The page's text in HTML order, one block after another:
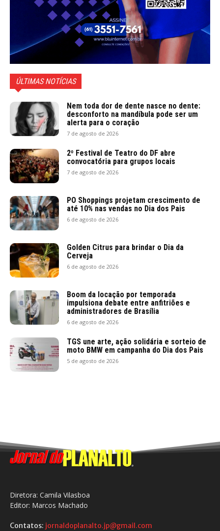
ÚLTIMAS NOTÍCIAS
Nem toda dor de dente nasce no dente:
desconforto na mandíbula pode ser um
alerta para o coração
7 de agosto de 2026
2º Festival de Teatro do DF abre
convocatória para grupos locais
7 de agosto de 2026
PO Shoppings projetam crescimento de
até 10% nas vendas no Dia dos Pais
6 de agosto de 2026
Golden Citrus para brindar o Dia da
Cerveja
6 de agosto de 2026
Boom da locação por temporada
impulsiona debate entre anfitriões e
administradores de Brasília
6 de agosto de 2026
TGS une arte, ação solidária e sorteio de
moto BMW em campanha do Dia dos Pais
5 de agosto de 2026
Diretora: Camila Vilasboa
Editor: Marcos Machado
Contatos: jornaldoplanalto.jp@gmail.com